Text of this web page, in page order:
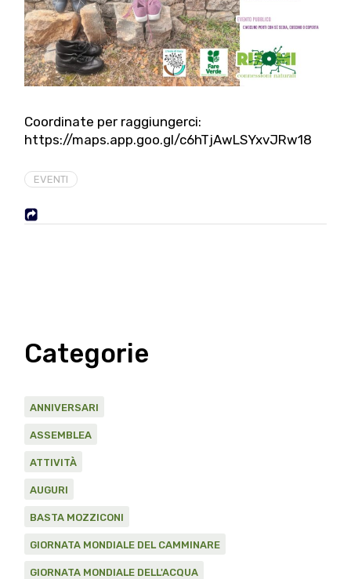
Coordinate per raggiungerci:
https://maps.app.goo.gl/c6hTjAwLSYxvJRw18
EVENTI
Categorie
ANNIVERSARI
ASSEMBLEA
ATTIVITÀ
AUGURI
BASTA MOZZICONI
GIORNATA MONDIALE DEL CAMMINARE
GIORNATA MONDIALE DELL'ACQUA